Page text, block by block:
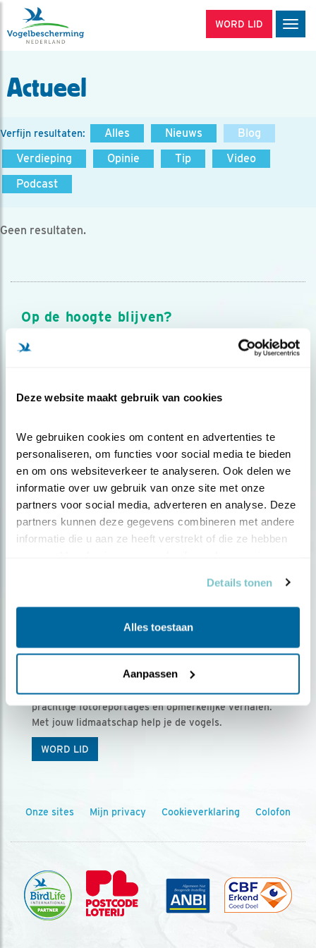
Deze website maakt gebruik van cookies
We gebruiken cookies om content en advertenties te
personaliseren, om functies voor social media te bieden
en om ons websiteverkeer te analyseren. Ook delen we
informatie over uw gebruik van onze site met onze
partners voor social media, adverteren en analyse. Deze
partners kunnen deze gegevens combineren met andere
informatie die u aan ze heeft verstrekt of die ze hebben
Details tonen
Alles toestaan
Aanpassen
WORD LID
Actueel
Verfijn resultaten: Alles Nieuws
Blog
Verdieping
Opinie Tip
Video
Podcast
Geen resultaten.
Op de hoogte blijven?
Meld je aan en ontvang nieuws, inspiratie, acties en tips
over vogels en activiteiten van Vogelbescherming.
Ontvang 5 x Vogels voor € 36,00 per jaar
Vogels is het tijdschrift voor onze leden, met
prachtige fotoreportages en opmerkelijke verhalen.
Met jouw lidmaatschap help je de vogels.
WORD LID
Onze sites Mijn privacy Cookieverklaring Colofon